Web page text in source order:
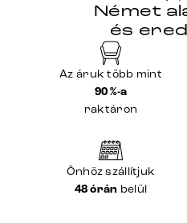
Német
és
Az áruk több mint
90 %-a
raktáron
Önhöz szállítjuk
48 órán belül